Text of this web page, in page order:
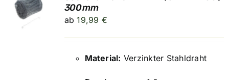
300 mm
ab19,99 €
Material: Verzinkter Stahldraht